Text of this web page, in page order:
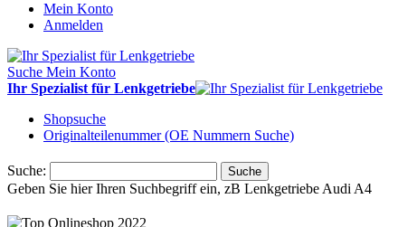
Mein Konto
Anmelden
Suche Mein Konto
Ihr Spezialist für Lenkgetriebe
Shopsuche
Originalteilenummer (OE Nummern Suche)
Suche: Suche
Geben Sie hier Ihren Suchbegriff ein, zB Lenkgetriebe Audi A4